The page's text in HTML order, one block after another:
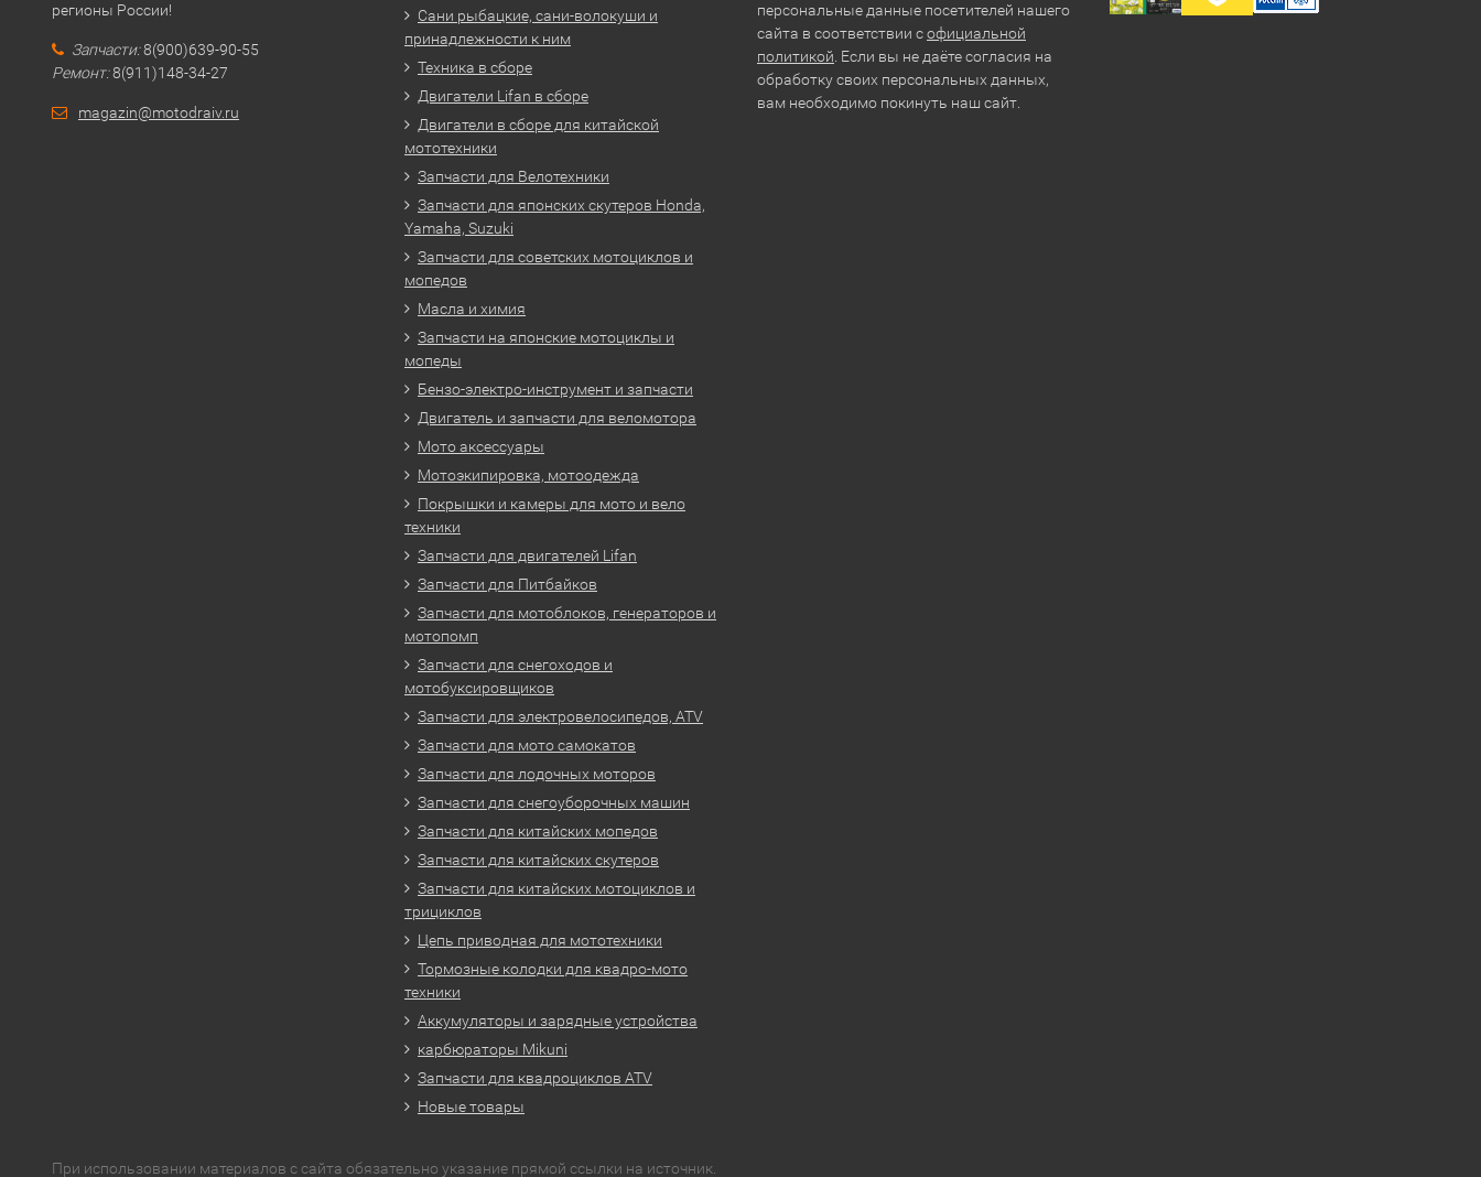
регионы России!
Запчасти:8(900)639-90-55
Ремонт:8(911)148-34-27
magazin@motodraiv.ru
Сани рыбацкие, сани-волокуши и
принадлежности к ним
Техника в сборе
Двигатели Lifan в сборе
Двигатели в сборе для китайской
мототехники
Запчасти для Велотехники
Запчасти для японских скутеров Honda,
Yamaha, Suzuki
Запчасти для советских мотоциклов и
мопедов
Масла и химия
Запчасти на японские мотоциклы и
мопеды
Бензо-электро-инструмент и запчасти
Двигатель и запчасти для веломотора
Мото аксессуары
Мотоэкипировка, мотоодежда
Покрышки и камеры для мото и вело
техники
Запчасти для двигателей Lifan
Запчасти для Питбайков
Запчасти для мотоблоков, генераторов и
мотопомп
Запчасти для снегоходов и
мотобуксировщиков
Запчасти для электровелосипедов, ATV
Запчасти для мото самокатов
Запчасти для лодочных моторов
Запчасти для снегоуборочных машин
Запчасти для китайских мопедов
Запчасти для китайских скутеров
Запчасти для китайских мотоциклов и
трициклов
Цепь приводная для мототехники
Тормозные колодки для квадро-мото
техники
Аккумуляторы и зарядные устройства
карбюраторы Mikuni
Запчасти для квадроциклов ATV
Новые товары
персональные данные посетителей нашего
сайта в соответствии софициальной
политикой . Если вы не даёте согласия на
обработку своих персональных данных,
вам необходимо покинуть наш сайт.
При использовании материалов с сайта обязательно указание прямой ссылки на источник.